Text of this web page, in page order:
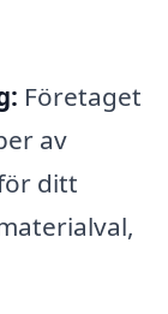
Företaget
av
ditt